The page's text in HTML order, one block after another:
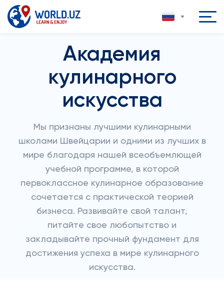
Академия
кулинарного
искусства
Мы признаны лучшими кулинарными
школами Швейцарии и одними из лучших в
мире благодаря нашей всеобъемлющей
учебной программе, в которой
первоклассное кулинарное образование
сочетается с практической теорией
бизнеса. Развивайте свой талант,
питайте свое любопытство и
закладывайте прочный фундамент для
достижения успеха в мире кулинарного
искусства.